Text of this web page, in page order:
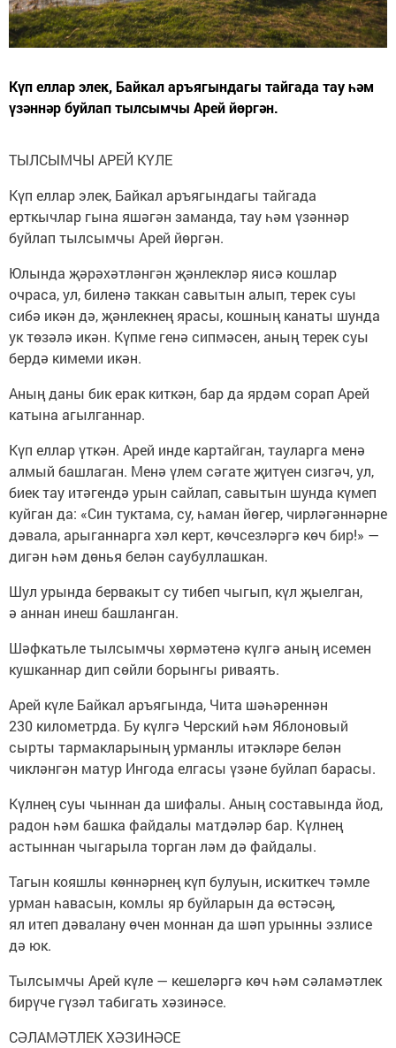
Күп еллар элек, Байкал аръягындагы тайгада тау һәм
үзәннәр буйлап тылсымчы Арей йөргән.
ТЫЛСЫМЧЫ АРЕЙ КҮЛЕ
Күп еллар элек, Байкал аръягындагы тайгада
ерткычлар гына яшәгән заманда, тау һәм үзәннәр
буйлап тылсымчы Арей йөргән.
Юлында җәрәхәтләнгән җәнлекләр яисә кошлар
очраса, ул, биленә таккан савытын алып, терек суы
сибә икән дә, җәнлекнең ярасы, кошның канаты шунда
ук төзәлә икән. Күпме генә сипмәсен, аның терек суы
бердә кимеми икән.
Аның даны бик ерак киткән, бар да ярдәм сорап Арей
катына агылганнар.
Күп еллар үткән. Арей инде картайган, тауларга менә
алмый башлаган. Менә үлем сәгате җитүен сизгәч, ул,
биек тау итәгендә урын сайлап, савытын шунда күмеп
куйган да: «Син туктама, су, һаман йөгер, чирләгәннәрне
дәвала, арыганнарга хәл керт, көчсезләргә көч бир!» —
дигән һәм дөнья белән саубуллашкан.
Шул урында бервакыт су тибеп чыгып, күл җыелган,
ә аннан инеш башланган.
Шәфкатьле тылсымчы хөрмәтенә күлгә аның исемен
кушканнар дип сөйли борынгы риваять.
Арей күле Байкал аръягында, Чита шәһәреннән
230 километрда. Бу күлгә Черский һәм Яблоновый
сырты тармакларының урманлы итәкләре белән
чикләнгән матур Ингода елгасы үзәне буйлап барасы.
Күлнең суы чыннан да шифалы. Аның составында йод,
радон һәм башка файдалы матдәләр бар. Күлнең
астыннан чыгарыла торган ләм дә файдалы.
Тагын кояшлы көннәрнең күп булуын, искиткеч тәмле
урман һавасын, комлы яр буйларын да өстәсәң,
ял итеп дәвалану өчен моннан да шәп урынны эзлисе
дә юк.
Тылсымчы Арей күле — кешеләргә көч һәм сәламәтлек
бирүче гүзәл табигать хәзинәсе.
СӘЛАМӘТЛЕК ХӘЗИНӘСЕ